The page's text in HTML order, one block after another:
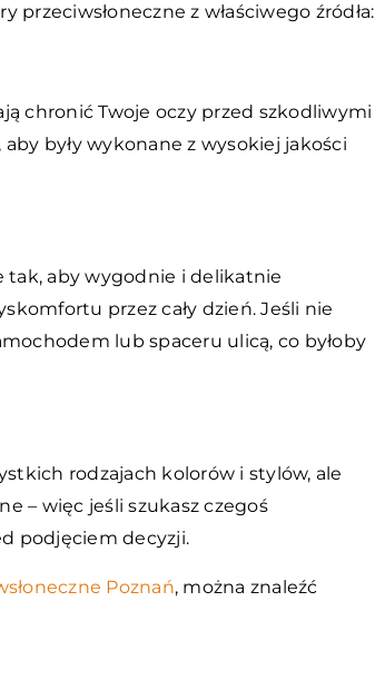
z właściwego źródła:
chronić Twoje oczy przed szkodliwymi
były wykonane z wysokiej jakości
tak, aby wygodnie i delikatnie
przez cały dzień. Jeśli nie
lub spaceru ulicą, co byłoby
rodzajach kolorów i stylów, ale
– więc jeśli szukasz czegoś
podjęciem decyzji.
Poznań, można znaleźć